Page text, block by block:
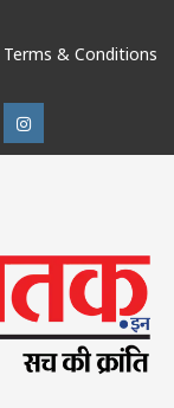
Terms & Conditions
Instagram